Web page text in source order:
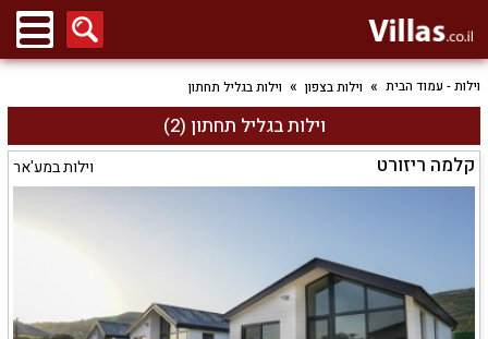
וילות - עמוד הבית וילות בצפון וילות בגליל תחתון
וילות בגליל תחתון (2)
קלמה ריזורט
וילות במע'אר